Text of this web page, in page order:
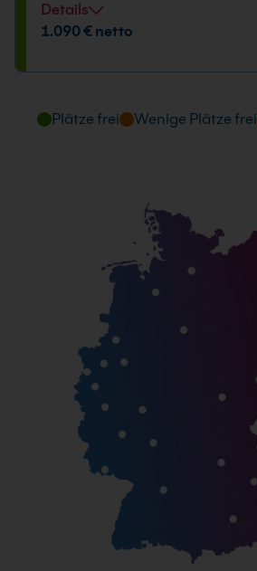
Details
1.090 € netto
Plätze frei Wenige Plätze frei